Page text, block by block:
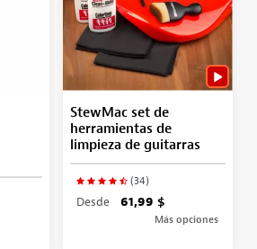
StewMac set de
herramientas de
limpieza de guitarras
(34)
Desde 61,99 $
Más opciones